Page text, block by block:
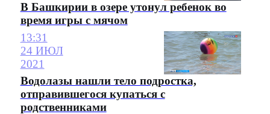
В Башкирии в озере утонул ребенок во
время игры с мячом
13:31
24 ИЮЛ
2021
Водолазы нашли тело подростка,
отправившегося купаться с
родственниками